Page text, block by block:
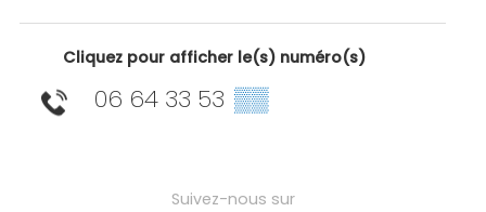
Cliquez pour afficher le(s) numéro(s)
06 64 33 53 ▒▒
Suivez-nous sur